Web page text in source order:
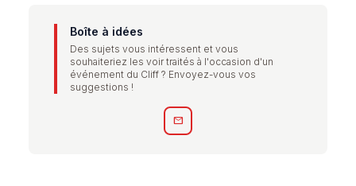
Boîte à idées
Des sujets vous intéressent et vous
souhaiteriez les voir traités à l'occasion d'un
événement du Cliff ? Envoyez-vous vos
suggestions !
mail